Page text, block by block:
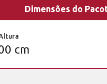
Dimensões do
cm